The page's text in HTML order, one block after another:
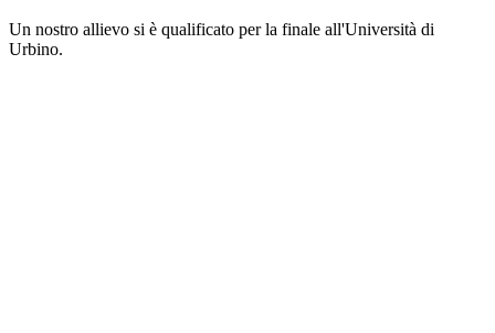
Un nostro allievo si è qualificato per la finale all'Università di
Urbino.